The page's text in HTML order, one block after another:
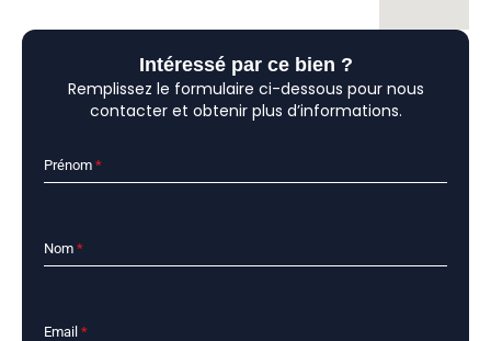
Intéressé par ce bien ?
Remplissez le formulaire ci-dessous pour nous
contacter et obtenir plus d’informations.
Prénom *
Nom *
Email *